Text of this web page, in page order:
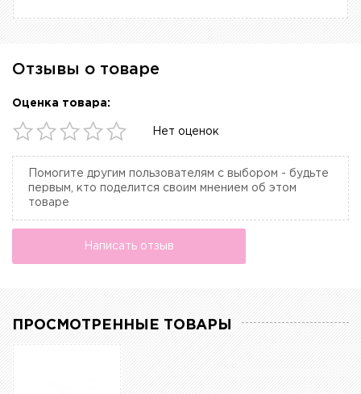
Отзывы о товаре
Оценка товара:
Нет оценок
Помогите другим пользователям с выбором - будьте
первым, кто поделится своим мнением об этом
товаре
Написать отзыв
ПРОСМОТРЕННЫЕ ТОВАРЫ